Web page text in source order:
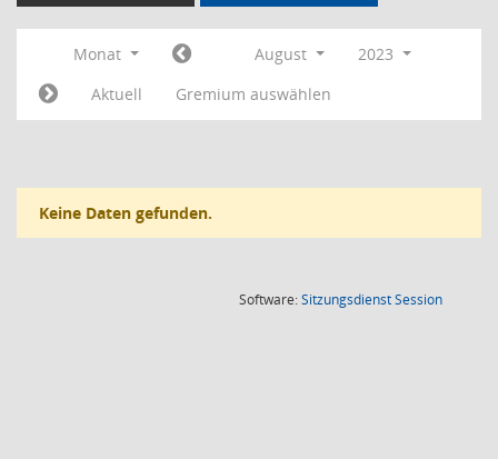
Monat August
2023
Aktuell
Gremium auswählen
Keine Daten gefunden.
Software:SitzungsdienstSession(Wird in